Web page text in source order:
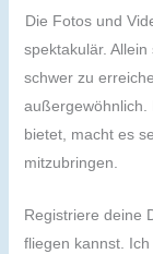
Die Fotos und
spektakulär.
schwer zu
außergewöhnlich.
bietet, macht es
mitzubringen.
Registriere deine
fliegen kannst.